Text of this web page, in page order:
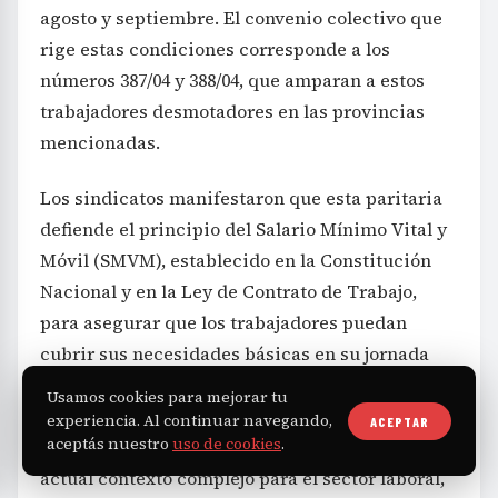
agosto y septiembre. El convenio colectivo que
rige estas condiciones corresponde a los
números 387/04 y 388/04, que amparan a estos
trabajadores desmotadores en las provincias
mencionadas.
Los sindicatos manifestaron que esta paritaria
defiende el principio del Salario Mínimo Vital y
Móvil (SMVM), establecido en la Constitución
Nacional y en la Ley de Contrato de Trabajo,
para asegurar que los trabajadores puedan
cubrir sus necesidades básicas en su jornada
laboral. Indicaron que la voluntad firme de los
trabajadores para mantener su reclamo fue
clave en la negociación, especialmente en el
actual contexto complejo para el sector laboral,
Usamos cookies para mejorar tu
experiencia. Al continuar navegando,
aceptás nuestro uso de cookies.
ACEPTAR